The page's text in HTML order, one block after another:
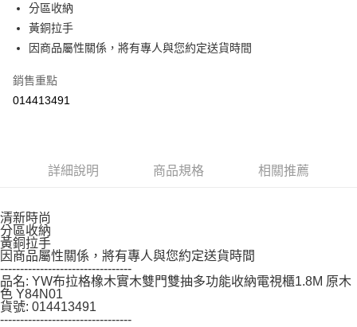
購買商品的店家。未經商家同意取消之訂單仍視為有效，需透過AFTEE先享
後付繳納相關費用。
※ 交易是否成功請以「AFTEE先享後付 」之結帳頁面顯示為準，若有關於
是否繳費成功／繳費後需取消欲退款等相關疑問，請聯繫「AFTEE先享後付
【注意事項】
https://aftee.tw/terms/#terms3
任。
４．使用「AFTEE先享後付」時，將依據個別帳號之用戶狀況，依本公司即
時審查核予不同之上限額度；若仍有額度不足之情形，本公司將視審查結果
請求用戶進行身份認證。
５．嚴禁一人註冊多個帳號或使用他人資訊註冊。若發現惡意使用之情形，
恩沛科技股份有限公司將有權停止該用戶之使用額度並採取法律行動。
分區收納
黃銅拉手
因商品屬性關係，將有專人與您約定送貨時間
銷售重點
014413491
詳細說明 商品規格 相關推薦
清新時尚
分區收納
黃銅拉手
因商品屬性關係，將有專人與您約定送貨時間
---------------------------------
品名: YW布拉格橡木實木雙門雙抽多功能收納電視櫃1.8M 原木
色 Y84N01
貨號: 014413491
---------------------------------